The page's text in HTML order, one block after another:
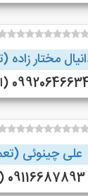
مختار زاده
(اصفهان)
علی چینوئی
09116687893 (گرگان)